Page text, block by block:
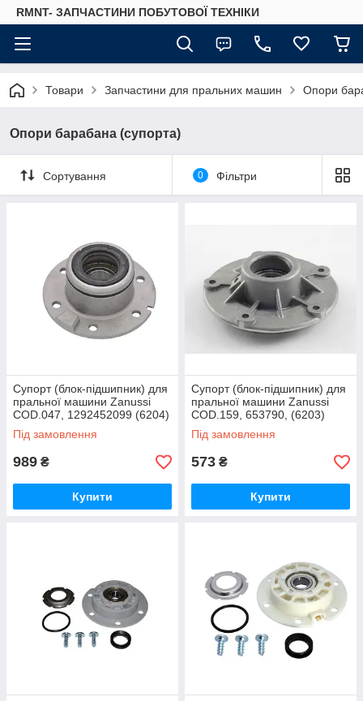
RMNT- ЗАПЧАСТИНИ ПОБУТОВОЇ ТЕХНІКИ
Товари Запчастини для пральних машин Опори
Опори барабана (супорта)
Сортування 0 Фільтри
Супорт (блок-підшипник) для
пральної машини Zanussi
COD.047, 1292452099 (6204)
Під замовлення
989 ₴
Купити
Супорт (блок-підшипник) для
пральної машини Zanussi
COD.159, 653790, (6203)
Під замовлення
573 ₴
Купити